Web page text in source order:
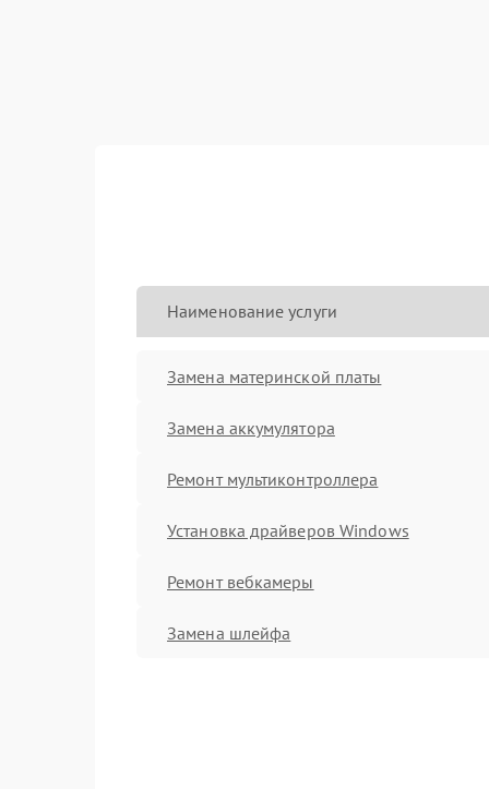
Наименование услуги
Замена материнской платы
Замена аккумулятора
Ремонт мультиконтроллера
Установка драйверов Windows
Ремонт вебкамеры
Замена шлейфа